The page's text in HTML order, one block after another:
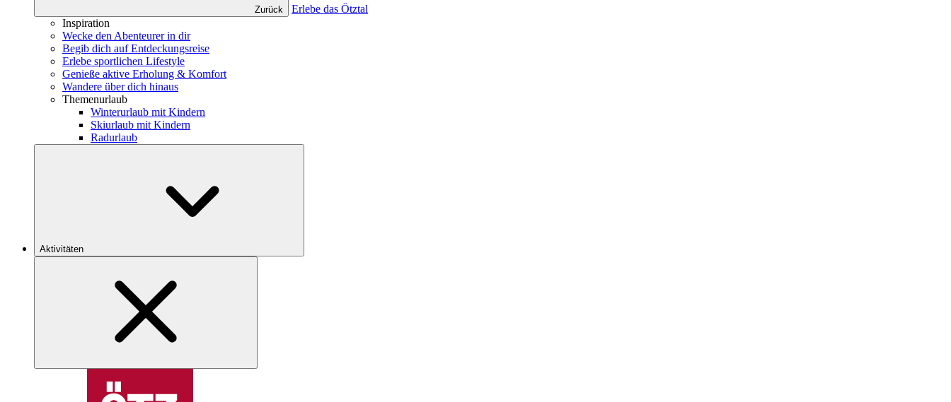
Zurück
Erlebe das Ötztal
Inspiration
Wecke den Abenteurer in dir
Begib dich auf Entdeckungsreise
Erlebe sportlichen Lifestyle
Genieße aktive Erholung & Komfort
Wandere über dich hinaus
Themenurlaub
Winterurlaub mit Kindern
Skiurlaub mit Kindern
Radurlaub
Aktivitäten